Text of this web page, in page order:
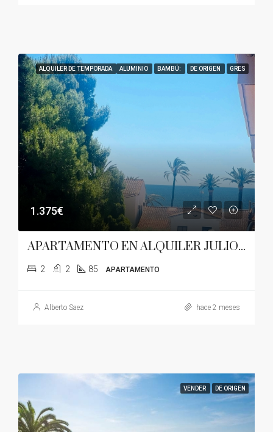
ALQUILER DE TEMPORADA ALUMINIO BAMBÚ: DE ORIGEN GRES
1.375€
APARTAMENTO EN ALQUILER JULIO Y AGOSTO
2 2 85 APARTAMENTO
Alberto Saez hace 2 meses
VENDER DE ORIGEN